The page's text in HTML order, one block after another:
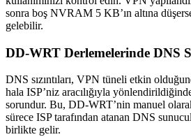
sonra boş NVRAM 5 KB’ın altına
gelebilir.
DD-WRT Derlemelerinde DNS
DNS sızıntıları, VPN tüneli etkin
hala ISP’niz aracılığıyla
sorundur. Bu, DD-WRT’nin manuel olarak
sürece ISP tarafından atanan DNS
birlikte gelir.